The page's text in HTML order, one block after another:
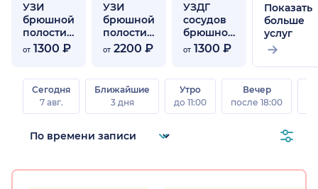
УЗИ
брюшной
полости
ребенку
от 1300 ₽
УЗИ
брюшной
полости
и почек
от 2200 ₽
УЗДГ
сосудов
брюшной
полости
от 1300 ₽
Показать
больше
услуг
Сегодня
7 авг.
Ближайшие
3 дня
Утро
до 11:00
Вечер
после 18:00